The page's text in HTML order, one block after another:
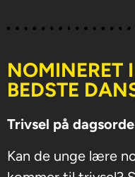
NOMINERET
BEDSTE
Trivsel på
Kan de unge lære